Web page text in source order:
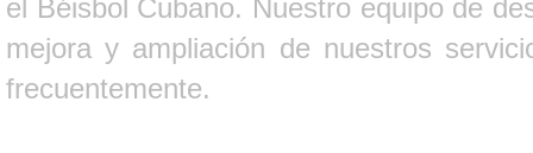
el Béisbol Cubano. Nuestro equipo de
mejora y ampliación de nuestros
frecuentemente.